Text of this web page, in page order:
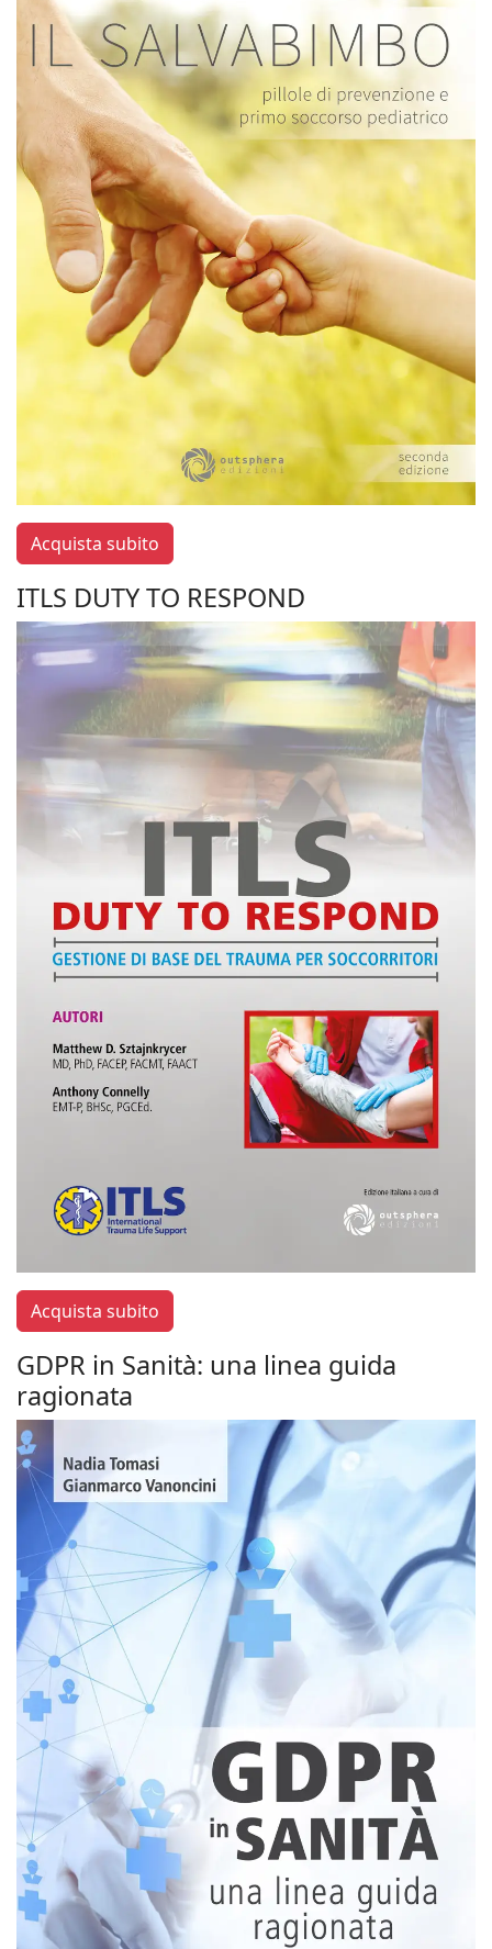
Acquista subito
ITLS DUTY TO RESPOND
Acquista subito
GDPR in Sanità: una linea guida
ragionata